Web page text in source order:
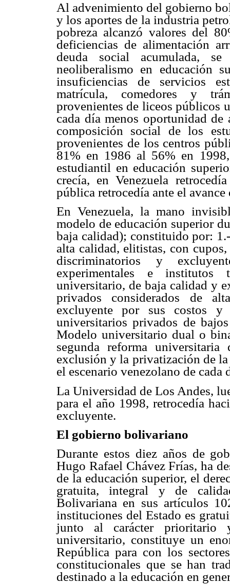
Al advenimiento del gobierno
y los aportes de la industria
pobreza alcanzó valores del
deficiencias de alimentación
deuda social acumulada,
neoliberalismo en educación
insuficiencias de servicios
matrícula, comedores y
provenientes de liceos públicos
cada día menos oportunidad de
composición social de los
provenientes de los centros
81% en 1986 al 56% en
estudiantil en educación
crecía, en Venezuela
pública retrocedía ante el
En Venezuela, la mano
modelo de educación superior
baja calidad); constituido por:
alta calidad, elitistas, con
discriminatorios y
experimentales e institutos
universitario, de baja calidad y
privados considerados de
excluyente por sus costos
universitarios privados de
Modelo universitario dual o
segunda reforma
exclusión y la privatización de
el escenario venezolano de cada
La Universidad de Los Andes,
para el año 1998, retrocedía
excluyente.
El gobierno bolivariano
Durante estos diez años de
Hugo Rafael Chávez Frías, ha
de la educación superior, el
gratuita, integral y de
Bolivariana en sus artículos
instituciones del Estado es
junto al carácter prioritario
universitario, constituye un
República para con los
constitucionales que se han
destinado a la educación en